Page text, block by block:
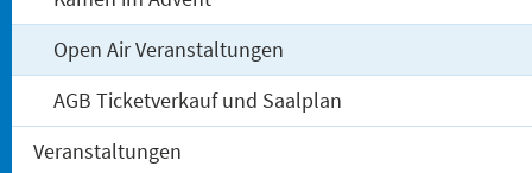
Open Air Veranstaltungen
AGB Ticketverkauf und Saalplan
Veranstaltungen